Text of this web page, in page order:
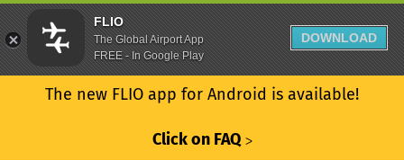
The new FLIO app for Android is available!
Click on FAQ ᐳ
FLIO
The Global Airport App
FREE - In Google Play
DOWNLOAD